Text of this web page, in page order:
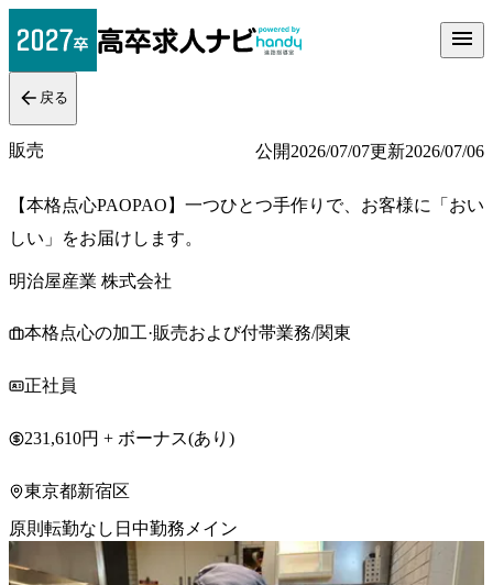
戻る
販売 公開2026/07/07更新2026/07/06
【本格点心PAOPAO】一つひとつ手作りで、お客様に「おい
しい」をお届けします。
明治屋産業 株式会社
本格点心の加工·販売および付帯業務/関東
正社員
231,610円 + ボーナス(あり)
東京都新宿区
原則転勤なし 日中勤務メイン